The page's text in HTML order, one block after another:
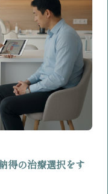
得の治療選択をす